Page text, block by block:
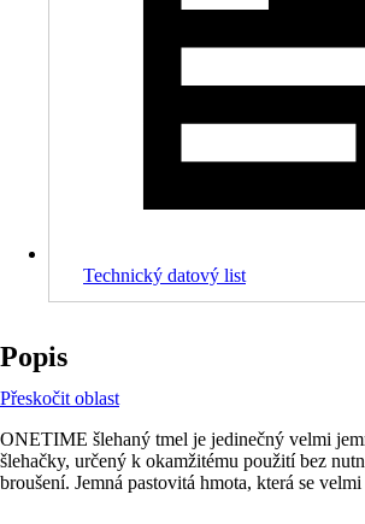
Technický datový list
Popis
Přeskočit oblast
ONETIME šlehaný tmel je jedinečný velmi
šlehačky, určený k okamžitému použití bez
broušení. Jemná pastovitá hmota, která se